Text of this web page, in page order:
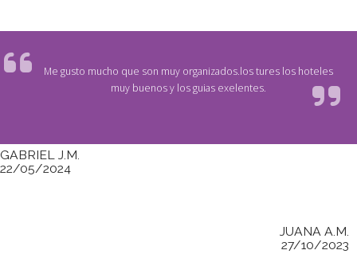
Me gusto mucho que son muy organizados.los tures los hoteles
muy buenos y los guias exelentes.
GABRIEL J.M.
22/05/2024
JUANA A.M.
27/10/2023